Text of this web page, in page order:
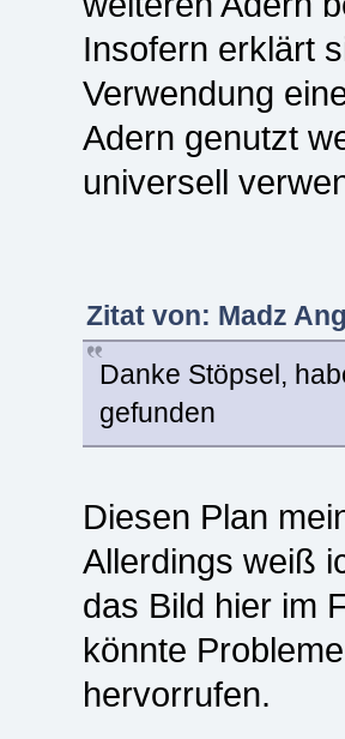
Insofern erklärt
Verwendung
Adern genutzt
universell
Zitat von: Madz
Danke Stöpsel,
gefunden
Diesen Plan
Allerdings weiß
das Bild hier im
könnte
hervorrufen.